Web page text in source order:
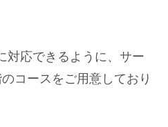
対応できるように、サー
コースをご用意しており